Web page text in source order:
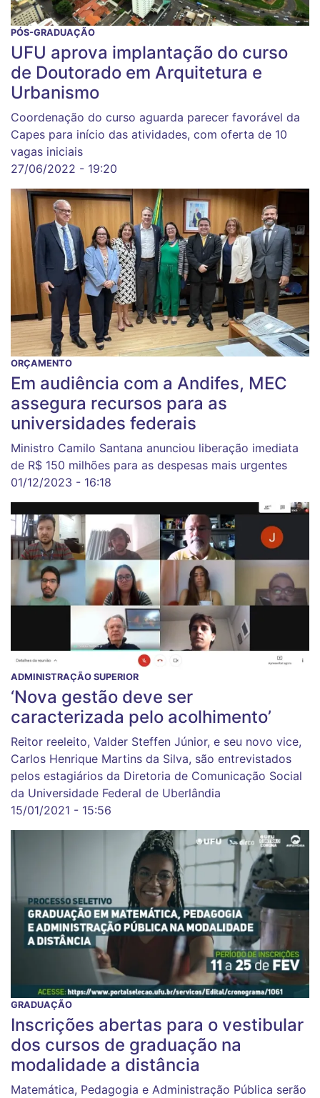
PÓS-GRADUAÇÃO
UFU aprova implantação do curso
de Doutorado em Arquitetura e
Urbanismo
Coordenação do curso aguarda parecer favorável da
Capes para início das atividades, com oferta de 10
vagas iniciais
27/06/2022 - 19:20
ORÇAMENTO
Em audiência com a Andifes, MEC
assegura recursos para as
universidades federais
Ministro Camilo Santana anunciou liberação imediata
de R$ 150 milhões para as despesas mais urgentes
01/12/2023 - 16:18
ADMINISTRAÇÃO SUPERIOR
‘Nova gestão deve ser
caracterizada pelo acolhimento’
Reitor reeleito, Valder Steffen Júnior, e seu novo vice,
Carlos Henrique Martins da Silva, são entrevistados
pelos estagiários da Diretoria de Comunicação Social
da Universidade Federal de Uberlândia
15/01/2021 - 15:56
GRADUAÇÃO
Inscrições abertas para o vestibular
dos cursos de graduação na
modalidade a distância
Matemática, Pedagogia e Administração Pública serão